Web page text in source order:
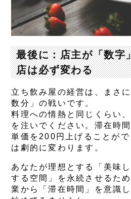
最後に：店主が「数字
店は必ず変わる
立ち飲み屋の経営は、まさ
数分」の戦いです。
料理への情熱と同じくらい
を注いでください。滞在時
単価を200円上げることが
は劇的に変わります。
あなたが理想とする「美味
する空間」を永続させるた
業から「滞在時間」を意識